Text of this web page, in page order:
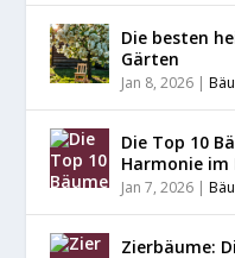
Die besten
Gärten
Jan 8, 2026 |
Die Top 10
Harmonie im
Jan 7, 2026 |
Zierbäume: